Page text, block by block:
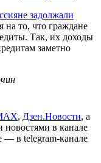
задолжали
на то, что граждане
Так, их доходы
заметно
, Дзен.Новости, а
новостями в канале
— в telegram-канале